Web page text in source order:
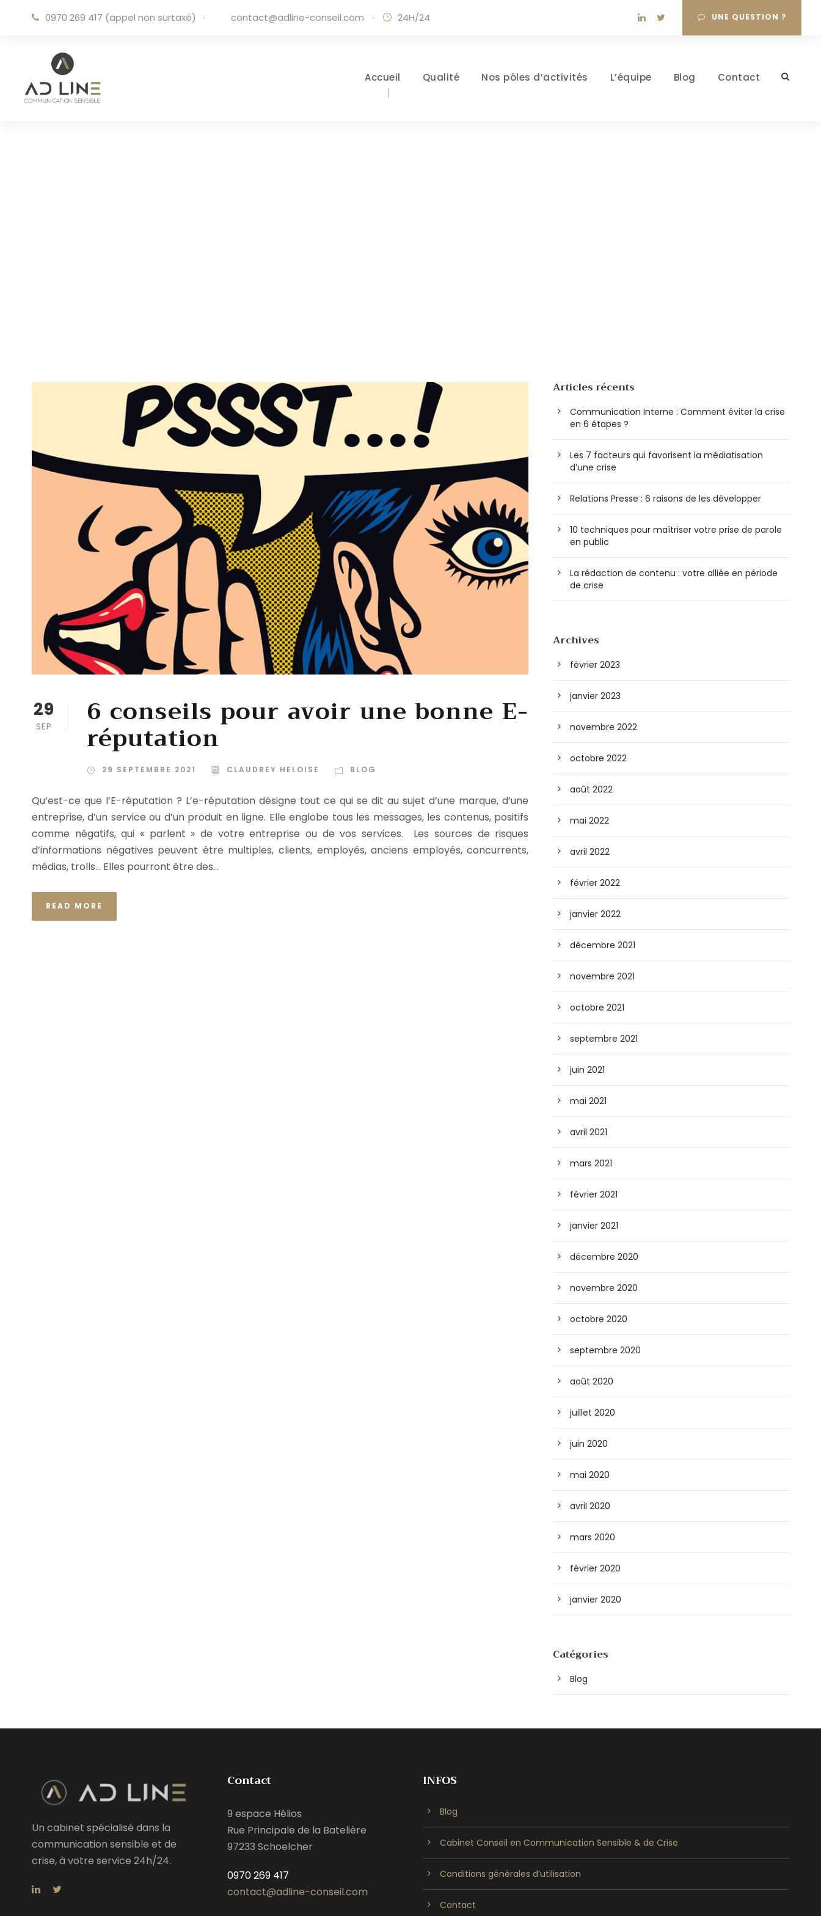
0970 269 417 (appel non surtaxé) · contact@adline-conseil.com · 24H/24 UNE QUESTION ?
Accueil Qualité Nos pôles d’activités L’équipe Blog Contact
29
SEP 6 conseils pour avoir une bonne E-
réputation
29 SEPTEMBRE 2021 CLAUDREY HELOISE BLOG
Qu’est-ce que l’E-réputation ? L’e-réputation désigne tout ce qui se dit au sujet d’une marque, d’une
entreprise, d’un service ou d’un produit en ligne. Elle englobe tous les messages, les contenus, positifs
comme négatifs, qui « parlent » de votre entreprise ou de vos services. Les sources de risques
d’informations négatives peuvent être multiples, clients, employés, anciens employés, concurrents,
médias, trolls… Elles pourront être des...
READ MORE
Articles récents
Communication Interne : Comment éviter la crise
en 6 étapes ?
Les 7 facteurs qui favorisent la médiatisation
d’une crise
Relations Presse : 6 raisons de les développer
10 techniques pour maîtriser votre prise de parole
en public
La rédaction de contenu : votre alliée en période
de crise
Archives
février 2023
janvier 2023
novembre 2022
octobre 2022
août 2022
mai 2022
avril 2022
février 2022
janvier 2022
décembre 2021
novembre 2021
octobre 2021
septembre 2021
juin 2021
mai 2021
avril 2021
mars 2021
février 2021
janvier 2021
décembre 2020
novembre 2020
octobre 2020
septembre 2020
août 2020
juillet 2020
juin 2020
mai 2020
avril 2020
mars 2020
février 2020
janvier 2020
Catégories
Blog
Un cabinet spécialisé dans la
communication sensible et de
crise, à votre service 24h/24.
Contact
9 espace Hélios
Rue Principale de la Batelière
97233 Schoelcher
0970 269 417
contact@adline-conseil.com
INFOS
Blog
Cabinet Conseil en Communication Sensible & de Crise
Conditions générales d’utilisation
Contact